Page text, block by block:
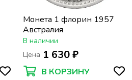
Монета 1 флорин 1957
Австралия
В наличии
Цена 1 630 ₽
В КОРЗИНУ